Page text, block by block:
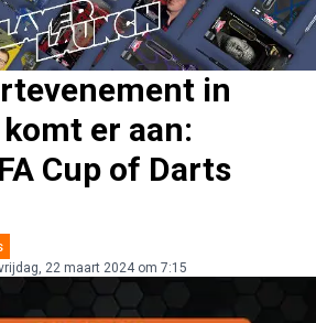
in
er aan:
Cup of Darts
22 maart 2024 om 7:15